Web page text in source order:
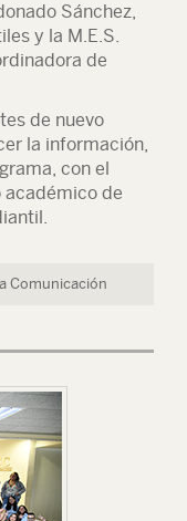
Sánchez,
y la M.E.S.
de
de nuevo
la información,
con el
de
Comunicación